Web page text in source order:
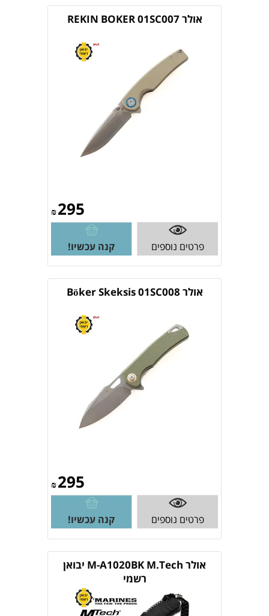
אולר REKIN BOKER 01SC007
₪295
פרטים נוספים קנה עכשיו!
אולר Böker Skeksis 01SC008
₪295
פרטים נוספים קנה עכשיו!
אולר M-A1020BK M.Tech יבואן
רשמי